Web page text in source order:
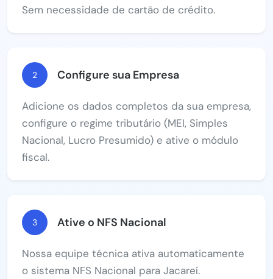
Sem necessidade de cartão de crédito.
2 Configure sua Empresa
Adicione os dados completos da sua empresa,
configure o regime tributário (MEI, Simples
Nacional, Lucro Presumido) e ative o módulo
fiscal.
3 Ative o NFS Nacional
Nossa equipe técnica ativa automaticamente
o sistema NFS Nacional para Jacareí.